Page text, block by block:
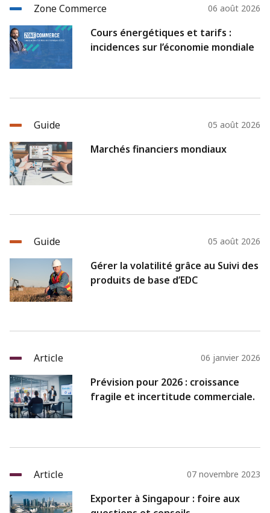
Zone Commerce 06 août 2026
Cours énergétiques et tarifs :
incidences sur l’économie mondiale
Guide 05 août 2026
Marchés financiers mondiaux
Guide 05 août 2026
Gérer la volatilité grâce au Suivi des
produits de base d’EDC
Article 06 janvier 2026
Prévision pour 2026 : croissance
fragile et incertitude commerciale.
Article 07 novembre 2023
Exporter à Singapour : foire aux